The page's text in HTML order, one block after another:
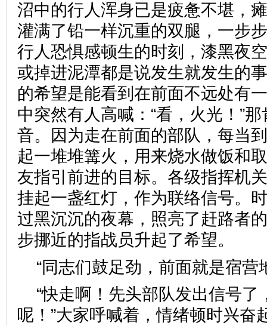
沼中的行人浑身已是疲惫不堪，
灌满了铅一样沉重的双腿，一步
行人恐惧感顿生的时刻，漆黑夜
或掉进泥潭都是说发生就发生的
的希望是能看到在前面不远处有
中突然有人高喊：“看，火光！”
音。因为走在前面的部队，每当
起一堆堆篝火，用来烧水做饭和
友指引前进的目标。各级指挥机
挂起一盏红灯，作为联络信号。
过黑沉沉的夜幕，照亮了赶路者
步挪近的指战员升起了希望。
“同志们鼓足劲，前面就是宿营
“快走啊！先头部队发出信号了
呢！”大家呼喊着，情绪顿时兴奋